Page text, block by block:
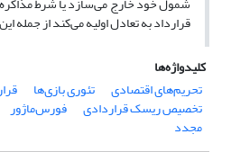
قرارداد به تعادل اولیه می‌کند از جمله
کلیدواژه‌ها
تحریم‌های اقتصادی
تئوری بازی‌ها
تخصیص ریسک قراردادی فورس‌ماژور
مجدد